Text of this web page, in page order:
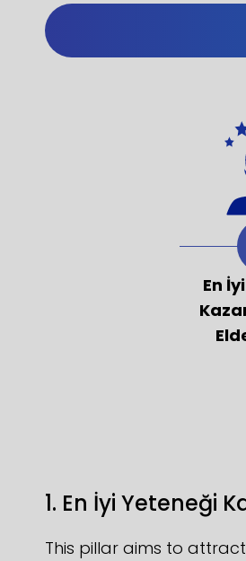
En
1. En İyi Yeteneği
This pillar aims to